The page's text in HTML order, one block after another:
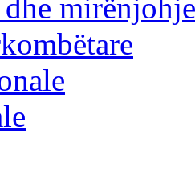
mirënjohje